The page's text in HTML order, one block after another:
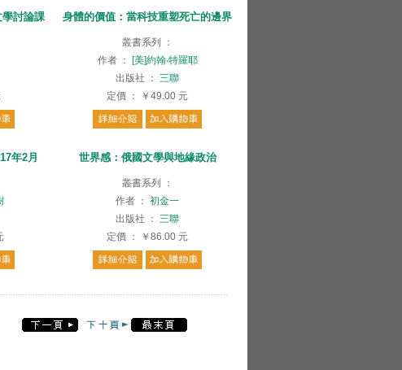
討論課 身體的價值：當科技重塑死亡的邊界
叢書系列
：
作者
：
[美]約翰‧特羅耶
出版社
： 三聯
定價 ： ￥49.00 元
年2月 世界感：俄國文學與地緣政治
叢書系列
：
作者 ： 初金一
出版社
： 三聯
定價 ： ￥86.00 元